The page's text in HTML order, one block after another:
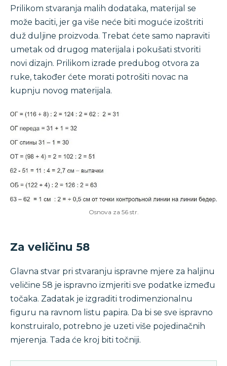
Prilikom stvaranja malih dodataka, materijal se
može baciti, jer ga više neće biti moguće izoštriti
duž duljine proizvoda. Trebat ćete samo napraviti
umetak od drugog materijala i pokušati stvoriti
novi dizajn. Prilikom izrade predubog otvora za
ruke, također ćete morati potrošiti novac na
kupnju novog materijala.
Osnova za 56 str.
Za veličinu 58
Glavna stvar pri stvaranju ispravne mjere za haljinu
veličine 58 je ispravno izmjeriti sve podatke između
točaka. Zadatak je izgraditi trodimenzionalnu
figuru na ravnom listu papira. Da bi se sve ispravno
konstruiralo, potrebno je uzeti više pojedinačnih
mjerenja. Tada će kroj biti točniji.